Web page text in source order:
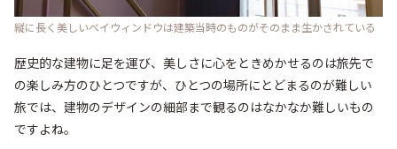
縦に長く美しいベイウィンドウは建築当時のものがそのまま生かされている
歴史的な建物に足を運び、美しさに心をときめかせるのは旅先で
の楽しみ方のひとつですが、ひとつの場所にとどまるのが難しい
旅では、建物のデザインの細部まで観るのはなかなか難しいもの
ですよね。